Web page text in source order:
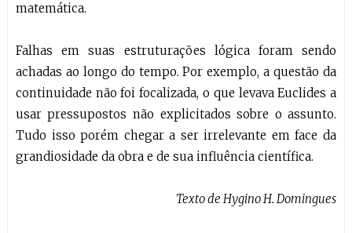
matemática.
Falhas em suas estruturações lógica foram sendo
achadas ao longo do tempo. Por exemplo, a questão da
continuidade não foi focalizada, o que levava Euclides a
usar pressupostos não explicitados sobre o assunto.
Tudo isso porém chegar a ser irrelevante em face da
grandiosidade da obra e de sua influência científica.
Texto de Hygino H. Domingues